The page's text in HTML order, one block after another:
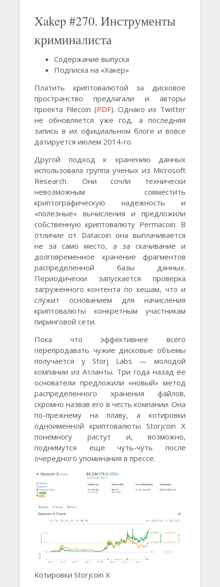
Xakep #270. Инструменты
криминалиста
Содержание выпуска
Подписка на «Хакер»
Платить криптовалютой за дисковое
пространство предлагали и авторы
проекта Filecoin (PDF). Однако их Twitter
не обновляется уже год, а последняя
запись в их официальном блоге и вовсе
датируется июлем 2014-го.
Другой подход к хранению данных
использовала группа ученых из Microsoft
Research. Они сочли технически
невозможным совместить
криптографическую надежность и
«полезные» вычисления и предложили
собственную криптовалюту Permacoin. В
отличие от Datacoin она выплачивается
не за само место, а за скачивание и
долговременное хранение фрагментов
распределенной базы данных.
Периодически запускается проверка
загруженного контента по хешам, что и
служит основанием для начисления
криптовалюты конкретным участникам
пиринговой сети.
Пока что эффективнее всего
перепродавать чужие дисковые объемы
получается у Storj Labs — молодой
компании из Атланты. Три года назад ее
основатели предложили «новый» метод
распределенного хранения файлов,
скромно назвав его в честь компании. Она
по-прежнему на плаву, а котировки
одноименной криптовалюты Storjcoin X
понемногу растут и, возможно,
поднимутся еще чуть-чуть после
очередного упоминания в прессе.
Котировки Storjcoin X